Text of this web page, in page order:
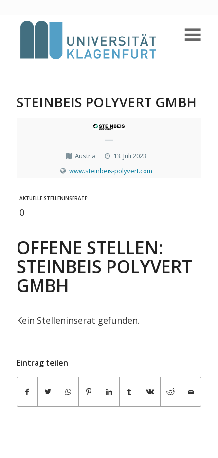
STEINBEIS POLYVERT GMBH
—
Austria
13. Juli 2023
www.steinbeis-polyvert.com
AKTUELLE STELLENINSERATE:
0
OFFENE STELLEN:
STEINBEIS POLYVERT
GMBH
Kein Stelleninserat gefunden.
Eintrag teilen